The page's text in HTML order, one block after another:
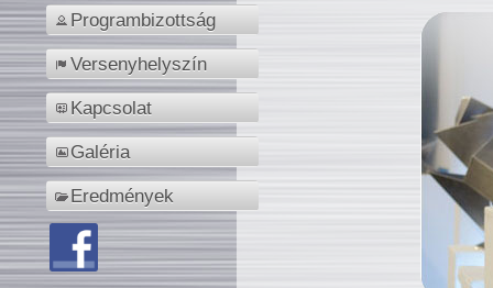
Programbizottság
Versenyhelyszín
Kapcsolat
Galéria
Eredmények